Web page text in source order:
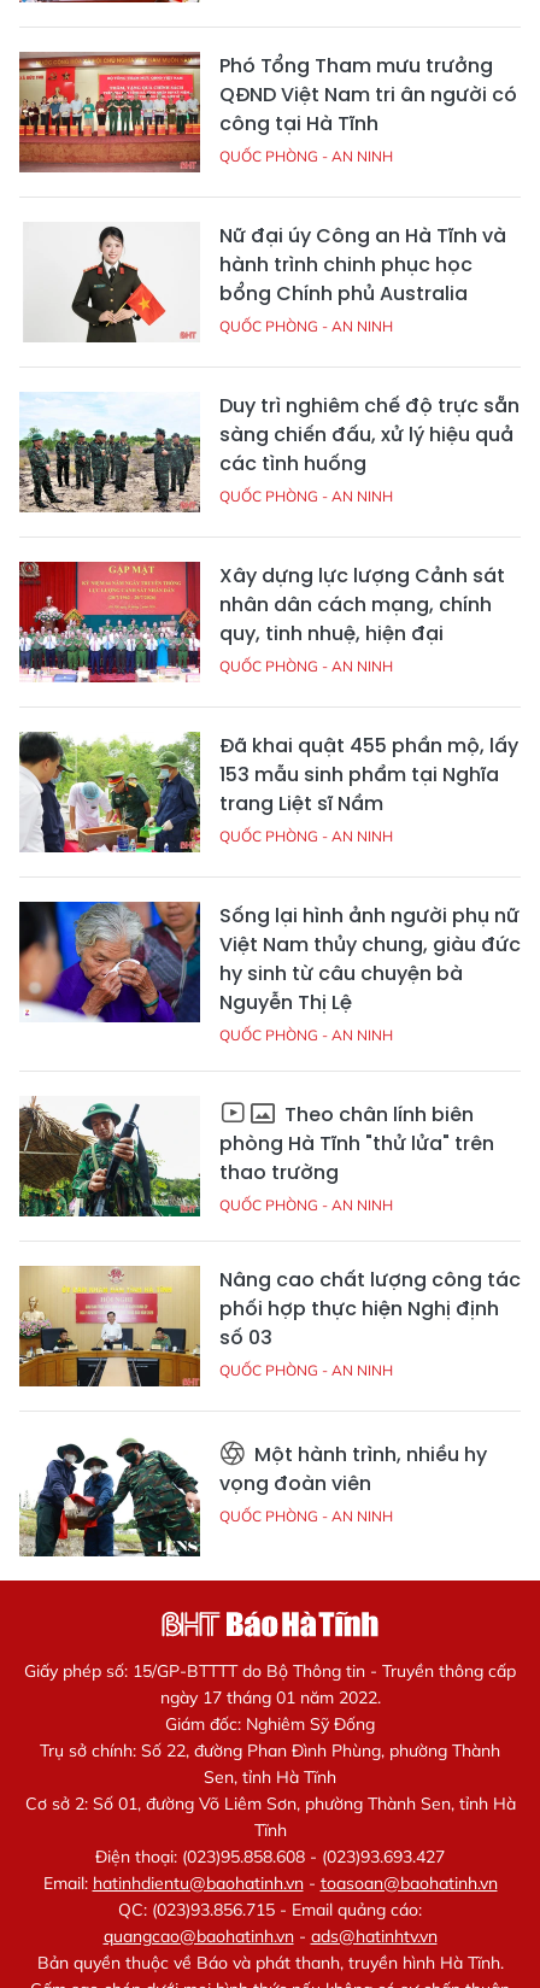
Phó Tổng Tham mưu trưởng
QĐND Việt Nam tri ân người có
công tại Hà Tĩnh
QUỐC PHÒNG - AN NINH
Nữ đại úy Công an Hà Tĩnh và
hành trình chinh phục học
bổng Chính phủ Australia
QUỐC PHÒNG - AN NINH
Duy trì nghiêm chế độ trực sẵn
sàng chiến đấu, xử lý hiệu quả
các tình huống
QUỐC PHÒNG - AN NINH
Xây dựng lực lượng Cảnh sát
nhân dân cách mạng, chính
quy, tinh nhuệ, hiện đại
QUỐC PHÒNG - AN NINH
Đã khai quật 455 phần mộ, lấy
153 mẫu sinh phẩm tại Nghĩa
trang Liệt sĩ Nầm
QUỐC PHÒNG - AN NINH
Sống lại hình ảnh người phụ nữ
Việt Nam thủy chung, giàu đức
hy sinh từ câu chuyện bà
Nguyễn Thị Lệ
QUỐC PHÒNG - AN NINH
Theo chân lính biên
phòng Hà Tĩnh "thử lửa" trên
thao trường
QUỐC PHÒNG - AN NINH
Nâng cao chất lượng công tác
phối hợp thực hiện Nghị định
số 03
QUỐC PHÒNG - AN NINH
Một hành trình, nhiều hy
vọng đoàn viên
QUỐC PHÒNG - AN NINH
Giấy phép số: 15/GP-BTTTT do Bộ Thông tin - Truyền thông cấp
ngày 17 tháng 01 năm 2022.
Giám đốc: Nghiêm Sỹ Đống
Trụ sở chính: Số 22, đường Phan Đình Phùng, phường Thành
Sen, tỉnh Hà Tĩnh
Cơ sở 2: Số 01, đường Võ Liêm Sơn, phường Thành Sen, tỉnh Hà
Tĩnh
Điện thoại: (023)95.858.608 - (023)93.693.427
Email: hatinhdientu@baohatinh.vn- toasoan@baohatinh.vn
QC: (023)93.856.715 - Email quảng cáo:
quangcao@baohatinh.vn- ads@hatinhtv.vn
Bản quyền thuộc về Báo và phát thanh, truyền hình Hà Tĩnh.